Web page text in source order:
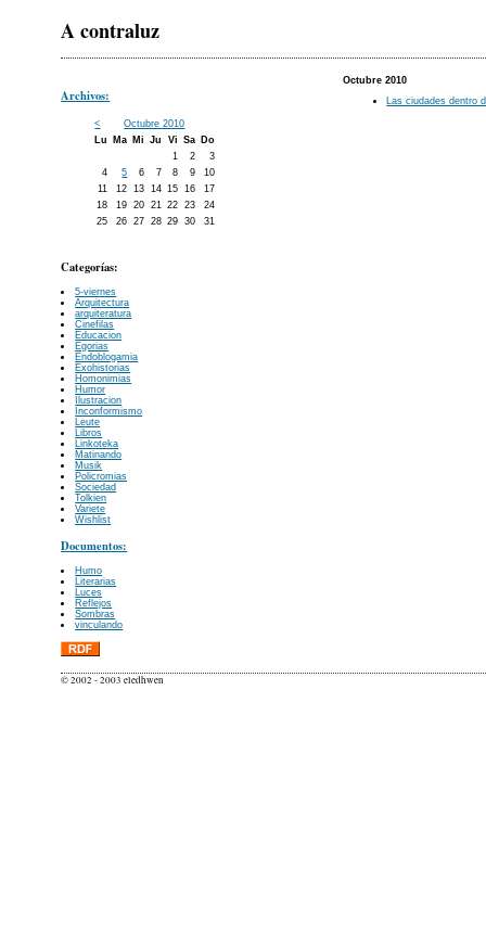
A contraluz
Archivos:
<
Octubre 2010
Lu
Ma Mi Ju Vi Sa
Do
1
2
3
4
5 6 7 8 9
10
11
12 13 14 15 16
17
18
19 20 21 22 23
24
25
26 27 28 29 30 31
Categorías:
5-viernes
Arquitectura
arquiteratura
Cinefilas
Educacion
Egorias
Endoblogamia
Exohistorias
Homonimias
Humor
Ilustracion
Inconformismo
Leute
Libros
Linkoteka
Matinando
Musik
Policromias
Sociedad
Tolkien
Variete
Wishlist
Documentos:
Humo
Literarias
Luces
Reflejos
Sombras
vinculando
Octubre 2010
Las ciudades dentro
© 2002 - 2003 eledhwen